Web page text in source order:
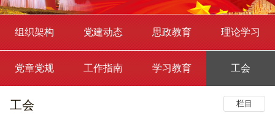
组织架构 党建动态 思政教育 理论学习
党章党规 工作指南 学习教育 工会
栏目
工会